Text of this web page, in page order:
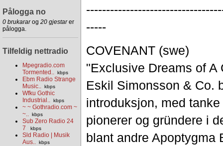
Pålogga no
0 brukararog 20 gjestarer
pålogga.
Tilfeldig nettradio
Mpegradio.com
Tormented.. kbps
Ebm Radio Strange
Music.. kbps
Wfku Gothic
Industrial.. kbps
~ ~ Gothradio.com ~
~.. kbps
Sub Zero Radio 24
7
kbps
Sld Radio | Musik
Aus.. kbps
--------------------------
-----
COVENANT (swe)
"Exclusive Dreams of A
Eskil Simonsson & Co.
introduksjon, med
pionerer og gründere i
blant andre Apoptygma